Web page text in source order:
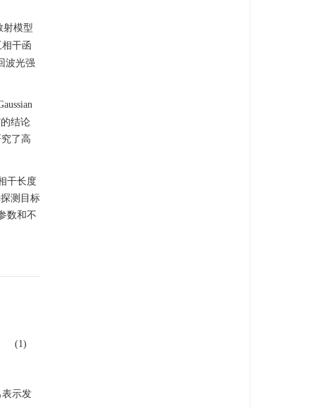
射模型
干函
波光强
结论
了高
干长度
测目标
数和不
(1)
表示发